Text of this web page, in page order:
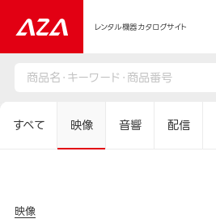
レンタル機器カタログサイト
すべて 映像 音響 配信
映像